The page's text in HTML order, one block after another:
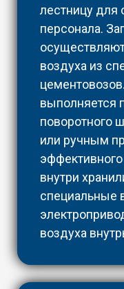
лестницу
персонала.
воздуха из
выполняется
поворотного
или ручным
внутри
специальные
воздуха